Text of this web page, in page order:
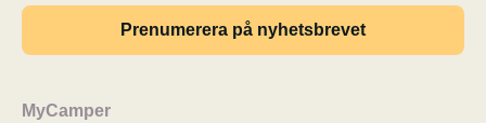
Prenumerera på nyhetsbrevet
MyCamper